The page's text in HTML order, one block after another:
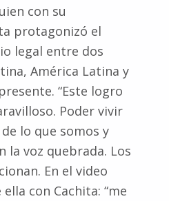
con su
protagonizó el
legal entre dos
América Latina y
“Este logro
Poder vivir
lo que somos y
la voz quebrada. Los
En el video
con Cachita: “me